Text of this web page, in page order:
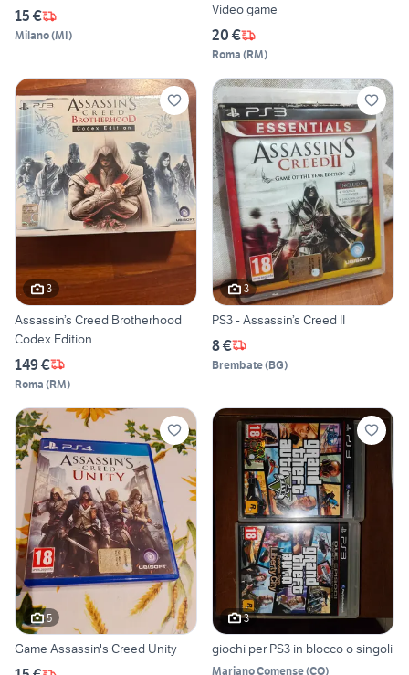
15 €
Milano(MI)
Video game
20 €
Roma (RM)
3
Assassin’s Creed Brotherhood
Codex Edition
149 €
Roma (RM)
3
PS3 - Assassin’s Creed II
8 €
Brembate(BG)
5
Game Assassin's Creed Unity
3
giochi per PS3 in blocco o singoli
Mariano Comense(CO)